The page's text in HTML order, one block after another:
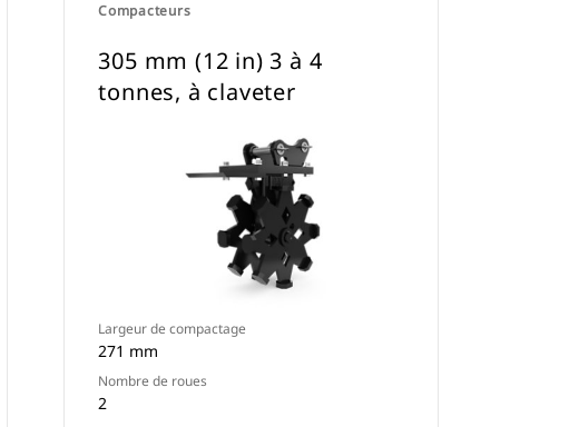
Compacteurs
305 mm (12 in) 3 à 4
tonnes, à claveter
Largeur de compactage
271 mm
Nombre de roues
2